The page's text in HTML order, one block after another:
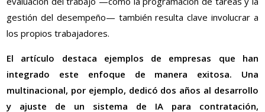
gestión del desempeño— también resulta clave involucrar a
los propios trabajadores.
El artículo destaca ejemplos de empresas que han
integrado este enfoque de manera exitosa. Una
multinacional, por ejemplo, dedicó dos años al desarrollo
y ajuste de un sistema de IA para contratación,